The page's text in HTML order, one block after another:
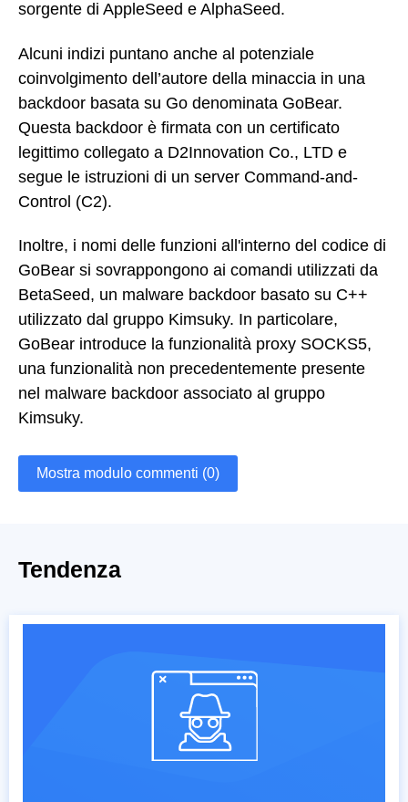
sorgente di AppleSeed e AlphaSeed.
Alcuni indizi puntano anche al potenziale
coinvolgimento dell’autore della minaccia in una
backdoor basata su Go denominata GoBear.
Questa backdoor è firmata con un certificato
legittimo collegato a D2Innovation Co., LTD e
segue le istruzioni di un server Command-and-
Control (C2).
Inoltre, i nomi delle funzioni all'interno del codice di
GoBear si sovrappongono ai comandi utilizzati da
BetaSeed, un malware backdoor basato su C++
utilizzato dal gruppo Kimsuky. In particolare,
GoBear introduce la funzionalità proxy SOCKS5,
una funzionalità non precedentemente presente
nel malware backdoor associato al gruppo
Kimsuky.
Mostra modulo commenti (0)
Tendenza